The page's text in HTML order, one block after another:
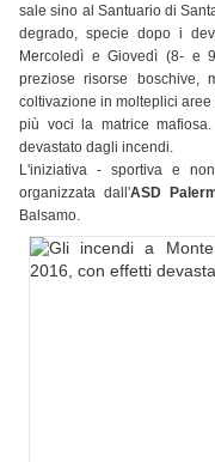
sale sino al Santuario di
degrado, specie dopo i
Mercoledì e Giovedì (8- e
preziose risorse
coltivazione in molteplici
più voci la matrice
devastato dagli incendi.
L'iniziativa - sportiva e
organizzata dall'ASD
Balsamo.